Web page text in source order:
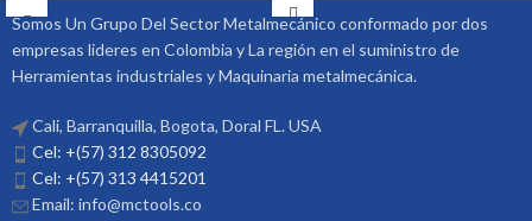
OPCIONALES:
CONTRA PUNTÁ
DP-3
Somos Un Grupo Del Sector Metalmecánico conformado por dos
empresas lideres en Colombia y La región en el suministro de
Herramientas industriales y Maquinaria metalmecánica.
Cali, Barranquilla, Bogota, Doral FL. USA
Cel: +(57) 312 8305092
Cel: +(57) 313 4415201
Email: info@mctools.co